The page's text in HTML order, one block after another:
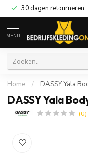
30 dagen retourneren
MENU
Home / DASSY Yala
DASSY Yala
(0)